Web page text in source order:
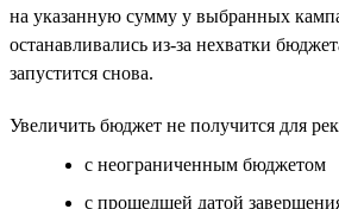
на указанную сумму у выбранных
останавливались из-за нехватки
запустится снова.
Увеличить бюджет не получится для
с неограниченным бюджетом
с прошедшей датой